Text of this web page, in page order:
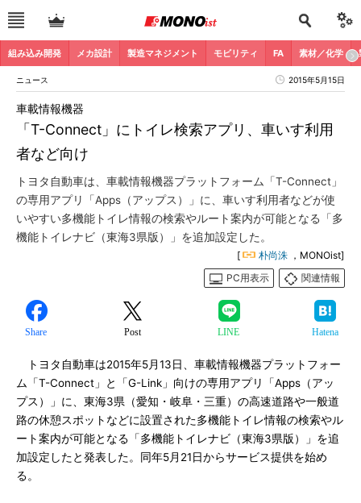
組み込み開発 メカ設計 製造マネジメント モビリティ FA 素材／化学
ニュース 2015年5月15日
「T-Connect」にトイレ検索アプリ、車いす利用
者など向け
車載情報機器
トヨタ自動車は、車載情報機器プラットフォーム「T-Connect」
の専用アプリ「Apps（アップス）」に、車いす利用者などが使
いやすい多機能トイレ情報の検索やルート案内が可能となる「多
機能トイレナビ（東海3県版）」を追加設定した。
[ 朴尚洙 ，MONOist]
PC用表示
関連情報
Share Post LINE Hatena
トヨタ自動車は2015年5月13日、車載情報機器プラットフォー
ム「T-Connect」と「G-Link」向けの専用アプリ「Apps（アッ
プス）」に、東海3県（愛知・岐阜・三重）の高速道路や一般道
路の休憩スポットなどに設置された多機能トイレ情報の検索やル
ート案内が可能となる「多機能トイレナビ（東海3県版）」を追
加設定したと発表した。同年5月21日からサービス提供を始め
る。